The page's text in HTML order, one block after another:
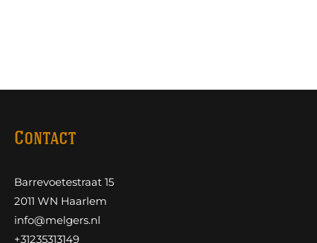
Contact
Barrevoetestraat 15
2011 WN Haarlem
info@melgers.nl
+31235313149